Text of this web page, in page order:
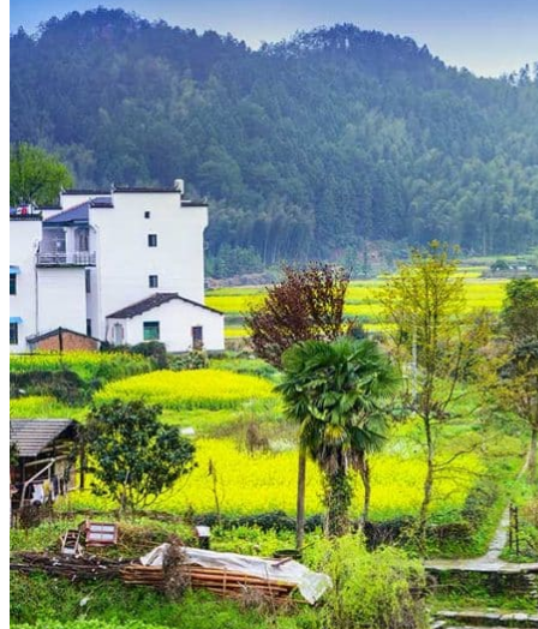
Hubei
Sichuan 四川
Tibet 西藏
Yunnan 云南
Circuits
Organisation
Circuits sur mesure
Nos Petits Groupes
Ambiance
Classique et incontournables
Culture & expériences
Nature et grands paysages
Famille et enfants
Trekking et aventure
Luxe et exception
Où et quand partir ?
Printemps
Eté
Automne
Hiver
Infos pratiques
Notre agence
Notre agence en Chine
Réseau Asian Roads
Garanties et engagements Asian Roads
Avis de nos voyageurs
Voyages d’affaires en Chine
Voyage scolaire et culturel en Chine